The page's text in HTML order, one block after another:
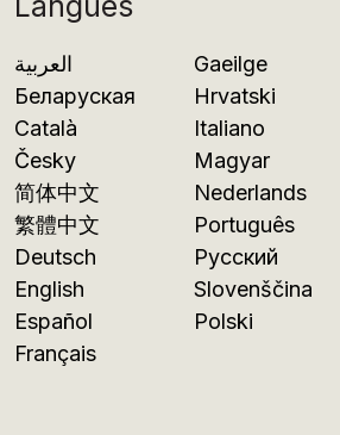
العربية
Беларуская
Català
Česky
简体中文
繁體中文
Deutsch
English
Español
Français
Gaeilge
Hrvatski
Italiano
Magyar
Nederlands
Português
Русский
Slovenščina
Polski